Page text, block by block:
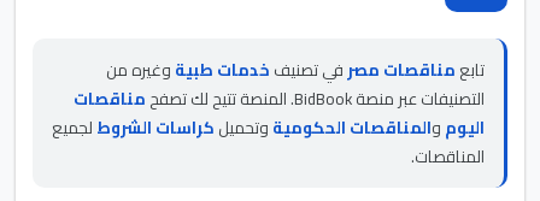
تابعمناقصات مصرفي تصنيفخدمات طبيةوغيره من
التصنيفات عبر منصة BidBook. المنصة تتيح لك تصفح
مناقصات
اليوموالمناقصات الحكوميةوتحميلكراسات الشروطلجميع
المناقصات.